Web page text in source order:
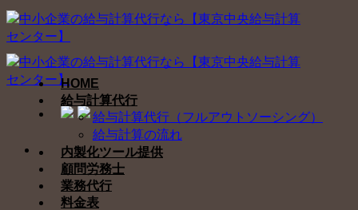
Skip
to
content
HOME
給与計算代行
給与計算代行（フルアウトソーシング）
給与計算の流れ
内製化ツール提供
顧問労務士
業務代行
料金表